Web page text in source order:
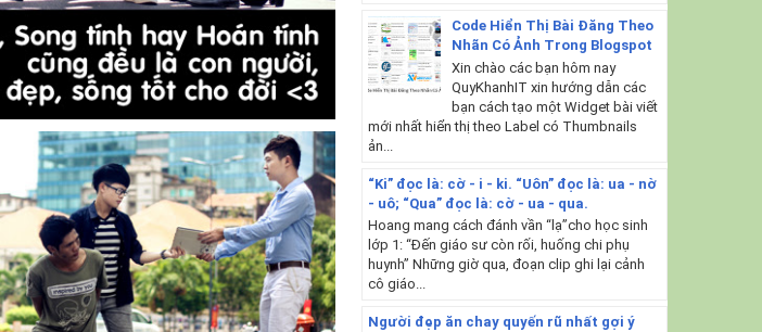
Code Hiển Thị Bài Đăng Theo
Nhãn Có Ảnh Trong Blogspot
Xin chào các bạn hôm nay
QuyKhanhIT xin hướng dẫn các
bạn cách tạo một Widget bài viết
mới nhất hiển thị theo Label có Thumbnails
ản...
“Ki” đọc là: cờ - i - ki. “Uôn” đọc là: ua - nờ
- uô; “Qua” đọc là: cờ - ua - qua.
Hoang mang cách đánh vần “lạ”cho học sinh
lớp 1: “Đến giáo sư còn rối, huống chi phụ
huynh” Những giờ qua, đoạn clip ghi lại cảnh
cô giáo...
Người đẹp ăn chay quyến rũ nhất gợi ý